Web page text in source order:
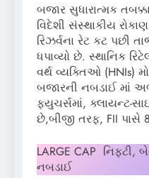
બજાર સુધારાત્મક
વિદેશી સંસ્થાકીય
રિઝર્વના રેટ કટ પછી
ધપાવ્યો છે. સ્થાનિક
વર્થ વ્યક્તિઓ (HNIs)
બજારની નબડાઈ માં
ફ્યુચર્સમાં, ક્લાયન્ટ-
છે,બીજી તરફ, FII પાસે
LARGE CAP નિફ્ટી,
નબડાઈ